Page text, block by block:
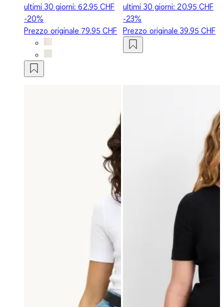
ultimi 30 giorni:62.95 CHF
-20%
Prezzo originale 79.95 CHF
ultimi 30 giorni: 20.95 CHF
-23%
Prezzo originale39.95 CHF